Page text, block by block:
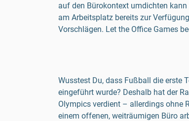
auf den Bürokontext umdichten
am Arbeitsplatz bereits zur
Vorschlägen. Let the Office Games
Wusstest Du, dass Fußball die erste
eingeführt wurde? Deshalb hat der
Olympics verdient – allerdings ohne
einem offenen, weiträumigen Büro